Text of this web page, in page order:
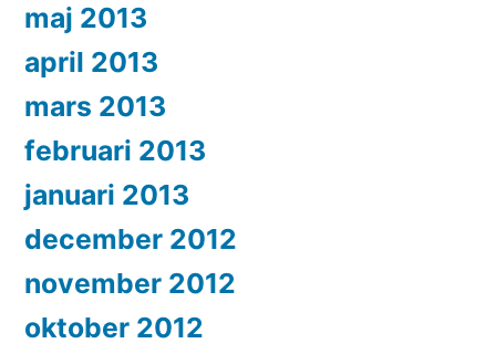
maj 2013
april 2013
mars 2013
februari 2013
januari 2013
december 2012
november 2012
oktober 2012